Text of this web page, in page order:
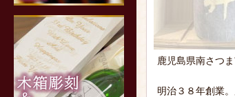
鹿児島県南さつ
明治３８年創業